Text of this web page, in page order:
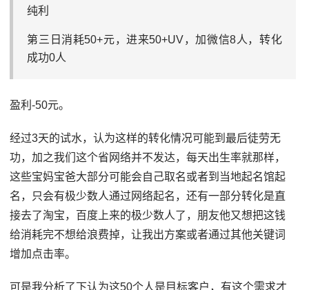
纯利
第三日消耗50+元，进来50+UV，加微信8人，转化
成功0人
盈利-50元。
经过3天的试水，认为这样的转化情况可能到最后徒劳无
功，加之我们这个省网络并不发达，每天出生率就那样，
这些宝妈宝爸大部分可能会自己取名或者到当地起名馆起
名，只会有极少数人通过网络起名，还有一部分转化是直
接去了淘宝，百度上来的极少数人了，朋友他又想把这钱
给消耗完不想给浪费掉，让我出方案或者通过其他关键词
增加点击率。
可是我分析了下认为这50个人是目标客户，有这个需求才